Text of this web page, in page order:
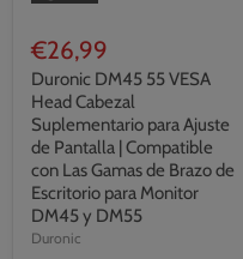
€26,99
Duronic DM45 55 VESA
Head Cabezal
Suplementario para Ajuste
de Pantalla | Compatible
con Las Gamas de Brazo de
Escritorio para Monitor
DM45 y DM55
Duronic